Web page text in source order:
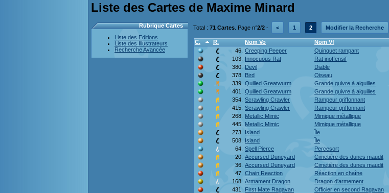
Liste des Cartes de Maxime Minard
Rubrique Cartes
Liste des Editions
Liste des Illustrateurs
Recherche Avancée
Total : 71 Cartes . Page n°2/2 - < 1 2 Modifier la Recherche
C. R. Nom Vo Nom Vf
46. Creeping Peeper Quinquet rampant
103.
Innocuous Rat Rat inoffensif
380. Devil Diable
378.
Bird Oiseau
339. Quilled Greatwurm Grande guivre à aiguilles
401.
Quilled Greatwurm Grande guivre à aiguilles
354. Scrawling Crawler Rampeur griffonnant
415. Scrawling Crawler Rampeur griffonnant
268.
Metallic Mimic Mimique métallique
445.
Metallic Mimic Mimique métallique
273.
Island Île
508.
Island Île
64. Spell Pierce Percesort
20. Accursed Duneyard Cimetière des dunes maudit
36. Accursed Duneyard Cimetière des dunes maudit
47. Chain Reaction Réaction en chaîne
168. Armament Dragon Dragon d'armement
431.
First Mate Ragavan Officier en second Ragavan